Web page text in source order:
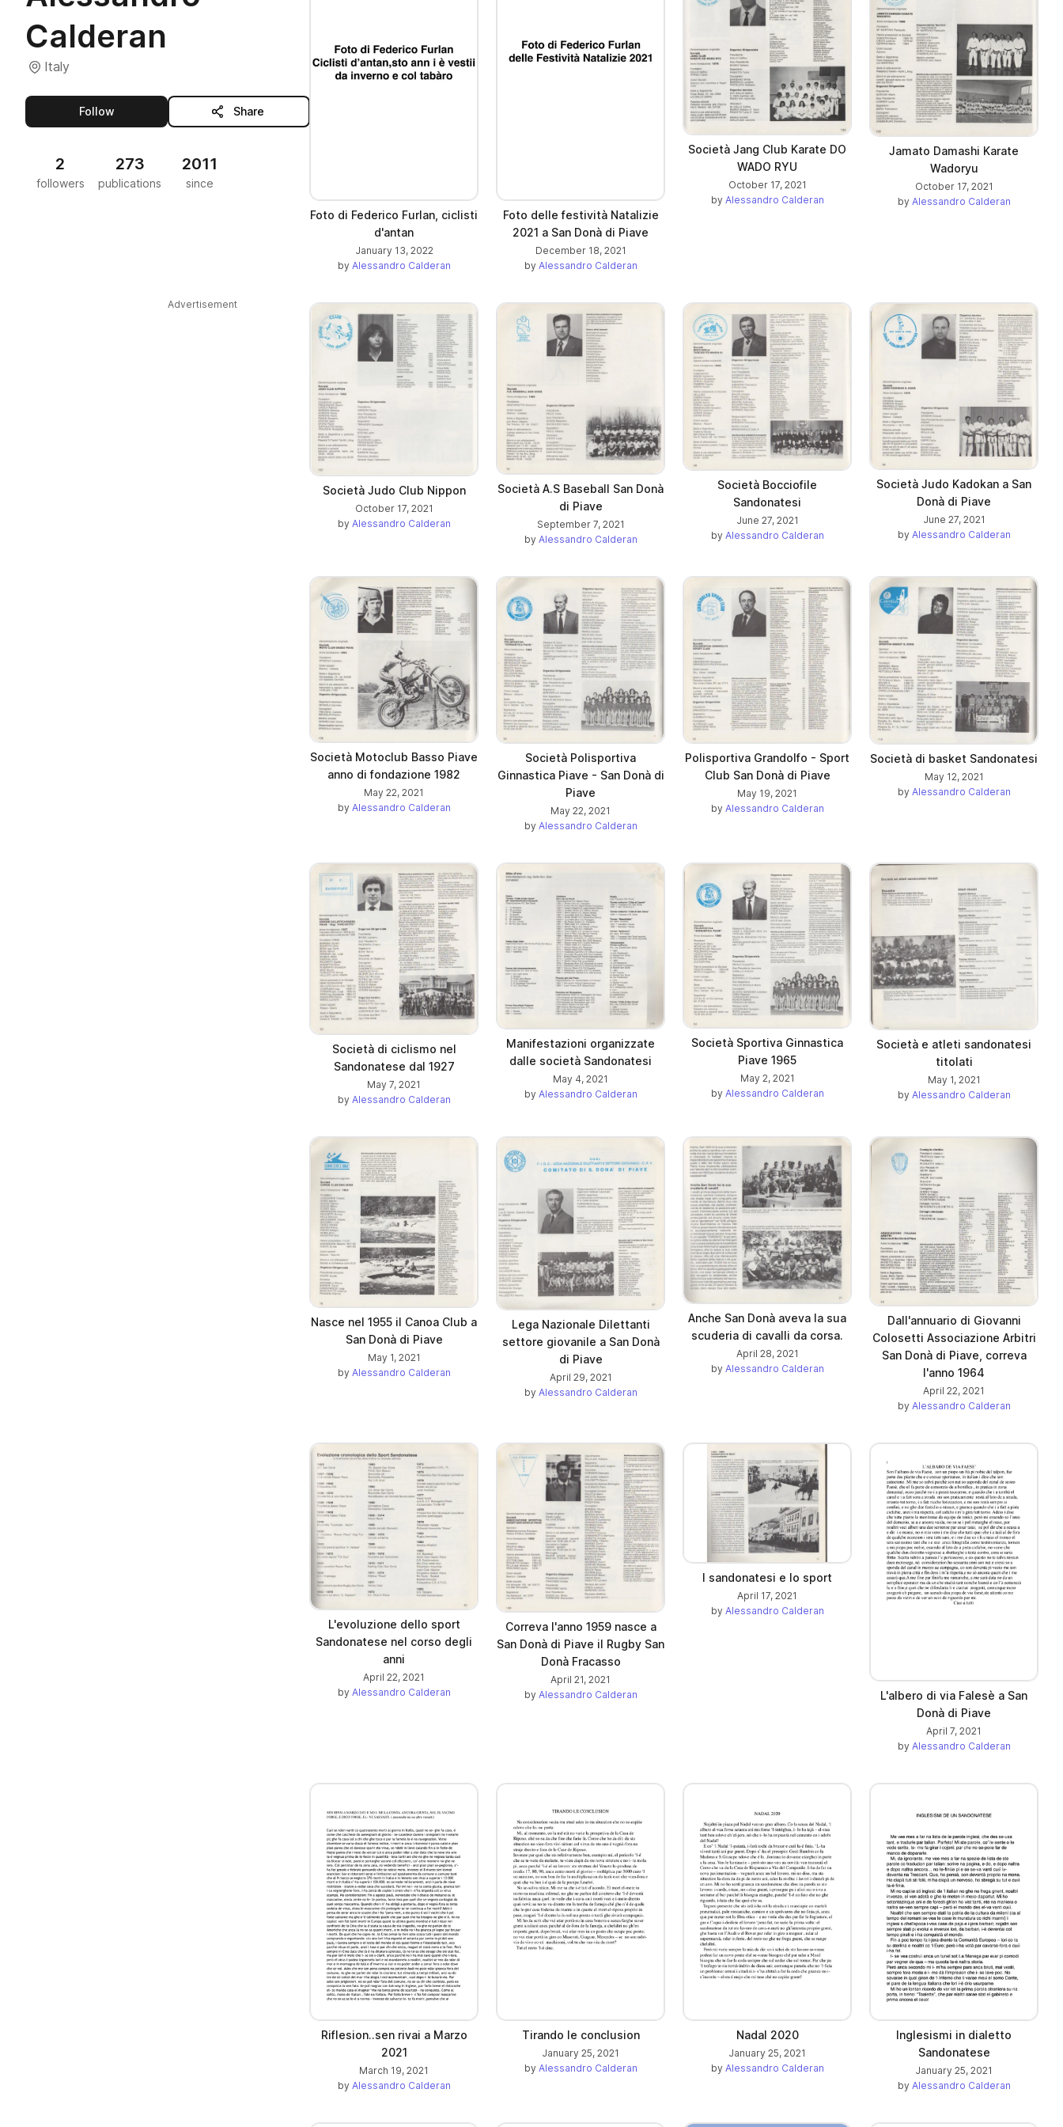
Calderan
Italy
Followthis publisher Share
2
followers
273
publications
2011
since
Advertisement
Foto di Federico Furlan, ciclisti
d'antan
January 13, 2022
by Alessandro Calderan
Foto delle festività Natalizie
2021 a San Donà di Piave
December 18, 2021
by Alessandro Calderan
Società Jang Club Karate DO
WADO RYU
October 17, 2021
by Alessandro Calderan
Jamato Damashi Karate
Wadoryu
October 17, 2021
by Alessandro Calderan
Società Judo Club Nippon
October 17, 2021
by Alessandro Calderan
Società A.S Baseball San Donà
di Piave
September 7, 2021
by Alessandro Calderan
Società Bocciofile
Sandonatesi
June 27, 2021
by Alessandro Calderan
Società Judo Kadokan a San
Donà di Piave
June 27, 2021
by Alessandro Calderan
Società Motoclub Basso Piave
anno di fondazione 1982
May 22, 2021
by Alessandro Calderan
Società Polisportiva
Ginnastica Piave - San Donà di
Piave
May 22, 2021
by Alessandro Calderan
Polisportiva Grandolfo - Sport
Club San Donà di Piave
May 19, 2021
by Alessandro Calderan
Società di basket Sandonatesi
May 12, 2021
by Alessandro Calderan
Società di ciclismo nel
Sandonatese dal 1927
May 7, 2021
by Alessandro Calderan
Manifestazioni organizzate
dalle società Sandonatesi
May 4, 2021
by Alessandro Calderan
Società Sportiva Ginnastica
Piave 1965
May 2, 2021
by Alessandro Calderan
Società e atleti sandonatesi
titolati
May 1, 2021
by Alessandro Calderan
Nasce nel 1955 il Canoa Club a
San Donà di Piave
May 1, 2021
by Alessandro Calderan
Lega Nazionale Dilettanti
settore giovanile a San Donà
di Piave
April 29, 2021
by Alessandro Calderan
Anche San Donà aveva la sua
scuderia di cavalli da corsa.
April 28, 2021
by Alessandro Calderan
Dall'annuario di Giovanni
Colosetti Associazione Arbitri
San Donà di Piave, correva
l'anno 1964
April 22, 2021
by Alessandro Calderan
L'evoluzione dello sport
Sandonatese nel corso degli
anni
April 22, 2021
by Alessandro Calderan
Correva l'anno 1959 nasce a
San Donà di Piave il Rugby San
Donà Fracasso
April 21, 2021
by Alessandro Calderan
I sandonatesi e lo sport
April 17, 2021
by Alessandro Calderan
L'albero di via Falesè a San
Donà di Piave
April 7, 2021
by Alessandro Calderan
Riflesion..sen rivai a Marzo
2021
March 19, 2021
by Alessandro Calderan
Tirando le conclusion
January 25, 2021
by Alessandro Calderan
Nadal 2020
January 25, 2021
by Alessandro Calderan
Inglesismi in dialetto
Sandonatese
January 25, 2021
by Alessandro Calderan